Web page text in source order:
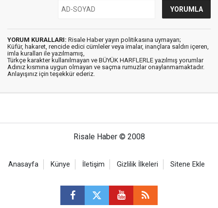
YORUM KURALLARI: Risale Haber yayın politikasına uymayan;
Küfür, hakaret, rencide edici cümleler veya imalar, inançlara saldırı içeren,
imla kuralları ile yazılmamış,
Türkçe karakter kullanılmayan ve BÜYÜK HARFLERLE yazılmış yorumlar
Adınız kısmına uygun olmayan ve saçma rumuzlar onaylanmamaktadır.
Anlayışınız için teşekkür ederiz.